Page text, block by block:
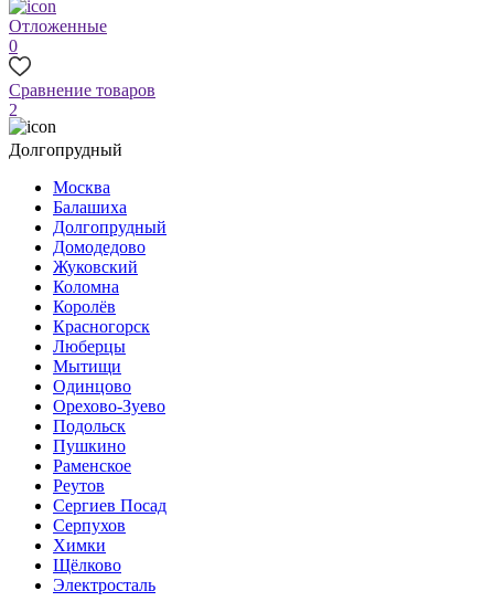
Отложенные
0
Сравнение товаров
2
Долгопрудный
Москва
Балашиха
Долгопрудный
Домодедово
Жуковский
Коломна
Королёв
Красногорск
Люберцы
Мытищи
Одинцово
Орехово-Зуево
Подольск
Пушкино
Раменское
Реутов
Сергиев Посад
Серпухов
Химки
Щёлково
Электросталь